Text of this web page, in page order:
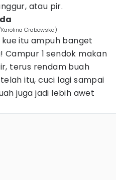
atau pir.
Grabowska)
itu ampuh banget
Campur 1 sendok makan
terus rendam buah
itu, cuci lagi sampai
juga jadi lebih awet